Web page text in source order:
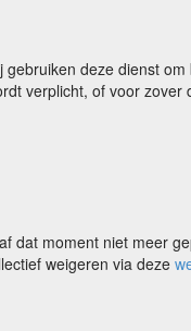
deze dienst
verplicht, of voor
moment niet meer
weigeren via deze